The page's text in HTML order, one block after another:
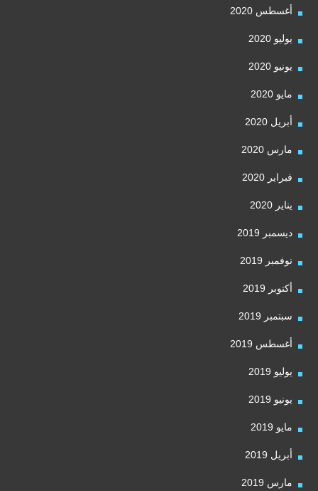
أغسطس 2020
يوليو 2020
يونيو 2020
مايو 2020
أبريل 2020
مارس 2020
فبراير 2020
يناير 2020
ديسمبر 2019
نوفمبر 2019
أكتوبر 2019
سبتمبر 2019
أغسطس 2019
يوليو 2019
يونيو 2019
مايو 2019
أبريل 2019
مارس 2019